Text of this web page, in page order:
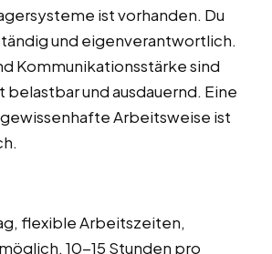
ist vorhanden. Du
und eigenverantwortlich.
Kommunikationsstärke sind
und ausdauernd. Eine
Arbeitsweise ist
flexible Arbeitszeiten,
10-15 Stunden pro